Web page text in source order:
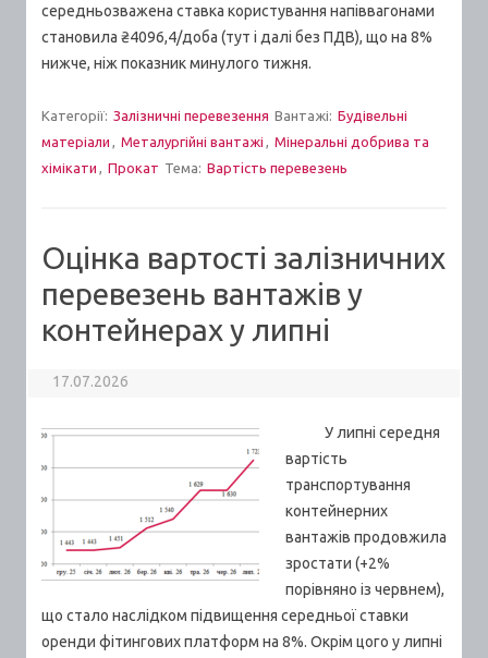
середньозважена ставка користування напіввагонами
становила ₴4096,4/доба (тут і далі без ПДВ), що на 8%
нижче, ніж показник минулого тижня.
Категорії: Залізничні перевезення Вантажі: Будівельні
матеріали , Металургійні вантажі , Мінеральні добрива та
хімікати , Прокат Тема: Вартiсть перевезень
Оцінка вартості залізничних
перевезень вантажів у
контейнерах у липні
17.07.2026
У липні середня
вартість
транспортування
контейнерних
вантажів продовжила
зростати (+2%
порівняно із червнем),
що стало наслідком підвищення середньої ставки
оренди фітингових платформ на 8%. Окрім цого у липні